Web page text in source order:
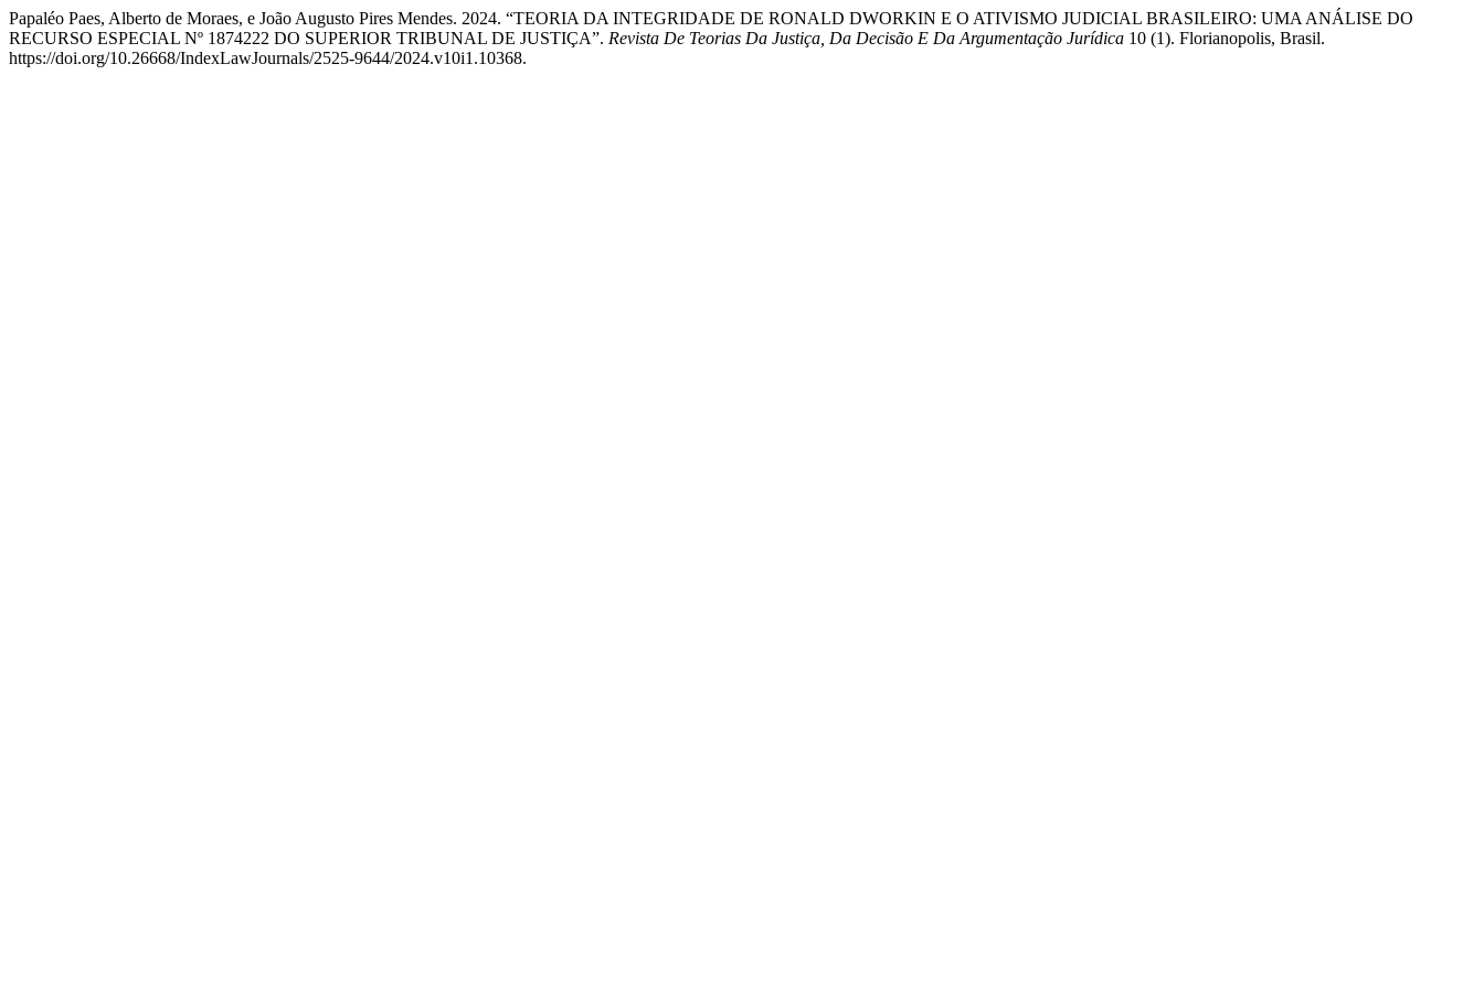
Papaléo Paes, Alberto de Moraes, e João Augusto Pires Mendes. 2024. “TEORIA DA INTEGRIDADE DE RONALD DWORKIN E O ATIVISMO JUDICIAL BRASILEIRO: UMA ANÁLISE DO
RECURSO ESPECIAL Nº 1874222 DO SUPERIOR TRIBUNAL DE JUSTIÇA”. Revista De Teorias Da Justiça, Da Decisão E Da Argumentação Jurídica 10 (1). Florianopolis, Brasil.
https://doi.org/10.26668/IndexLawJournals/2525-9644/2024.v10i1.10368.